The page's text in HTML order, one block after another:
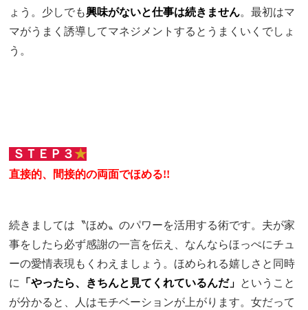
ょう。少しでも興味がないと仕事は続きません。最初はマ
マがうまく誘導してマネジメントするとうまくいくでしょ
う。
ＳＴＥＰ３ ★
直接的、間接的の両面でほめる!!
続きましては〝ほめ〟のパワーを活用する術です。夫が家
事をしたら必ず感謝の一言を伝え、なんならほっぺにチュ
ーの愛情表現もくわえましょう。ほめられる嬉しさと同時
に
「やったら、きちんと見てくれているんだ」 ということ
が分かると、人はモチベーションが上がります。女だって